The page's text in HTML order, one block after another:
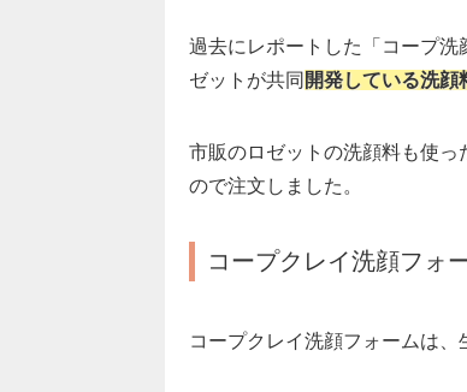
過去にレポートした「コープ洗
ゼットが共同 開発している洗顔
市販のロゼットの洗顔料も使
ので注文しました。
コープクレイ洗顔フォ
コープクレイ洗顔フォームは、